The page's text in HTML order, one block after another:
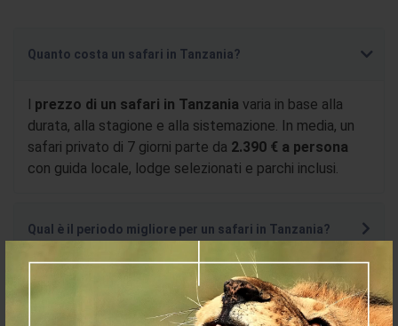
Quanto costa un safari in Tanzania?
prezzo di un safari in Tanzania varia in base alla
durata, alla stagione e alla sistemazione. In media, un
safari privato di 7 giorni parte da 2.390 € a persona
con guida locale, lodge selezionati e parchi inclusi.
Qual è il periodo migliore per un safari in Tanzania?
Cosa include un pacchetto safari Tanzania?